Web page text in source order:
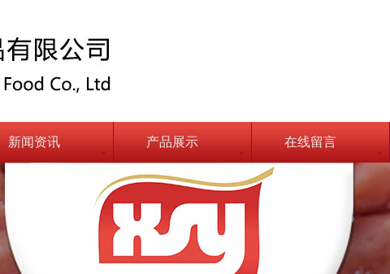
新闻资讯 产品展示 在线留言